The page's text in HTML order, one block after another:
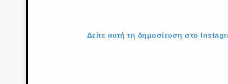
Δείτε αυτή τη δημοσίευση στο